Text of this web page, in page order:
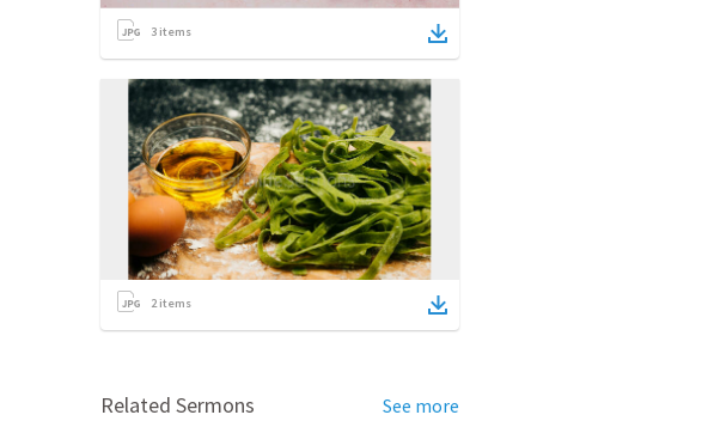
3 items
2items
Related Sermons See more